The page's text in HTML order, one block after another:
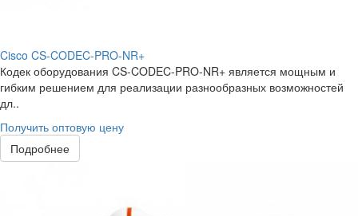
Cisco CS-CODEC-PRO-NR+
Кодек оборудования CS-CODEC-PRO-NR+ является мощным и
гибким решением для реализации разнообразных возможностей
дл..
Получить оптовую цену
Подробнее